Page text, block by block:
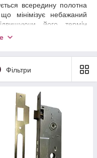
всередину полотна
мінімізує небажаний
його термін
до механізму замку
використовуваного в
Фільтри